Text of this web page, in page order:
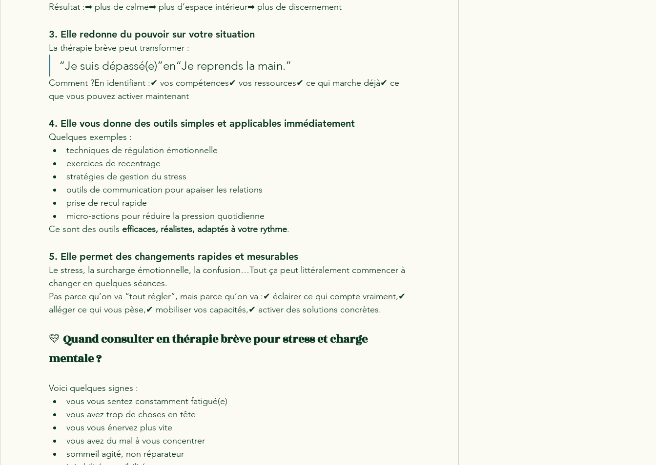
Résultat :➡ plus de calme➡ plus d’espace intérieur➡ plus de discernement
3. Elle redonne du pouvoir sur votre situation
La thérapie brève peut transformer :
“Je suis dépassé(e)”en“Je reprends la main.”
Comment ?En identifiant :✔ vos compétences✔ vos ressources✔ ce qui marche déjà✔ ce
que vous pouvez activer maintenant
4. Elle vous donne des outils simples et applicables immédiatement
Quelques exemples :
techniques de régulation émotionnelle
exercices de recentrage
stratégies de gestion du stress
outils de communication pour apaiser les relations
prise de recul rapide
micro-actions pour réduire la pression quotidienne
Ce sont des outils efficaces, réalistes, adaptés à votre rythme.
5. Elle permet des changements rapides et mesurables
Le stress, la surcharge émotionnelle, la confusion…Tout ça peut littéralement commencer à
changer en quelques séances.
Pas parce qu’on va “tout régler”, mais parce qu’on va :✔ éclairer ce qui compte vraiment,✔
alléger ce qui vous pèse,✔ mobiliser vos capacités,✔ activer des solutions concrètes.
💛 Quand consulter en thérapie brève pour stress et charge
mentale ?
Voici quelques signes :
vous vous sentez constamment fatigué(e)
vous avez trop de choses en tête
vous vous énervez plus vite
vous avez du mal à vous concentrer
sommeil agité, non réparateur